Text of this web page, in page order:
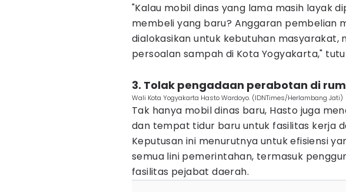
"Kalau mobil dinas yang lama masih layak
membeli yang baru? Anggaran pembelian
dialokasikan untuk kebutuhan masyarakat,
persoalan sampah di Kota Yogyakarta,"
3. Tolak pengadaan perabotan di
Wali Kota Yogyakarta Hasto Wardoyo. (IDNTimes/Herlambang Jati)
Tak hanya mobil dinas baru, Hasto juga
dan tempat tidur baru untuk fasilitas kerja
Keputusan ini menurutnya untuk efisiensi
semua lini pemerintahan, termasuk
fasilitas pejabat daerah.